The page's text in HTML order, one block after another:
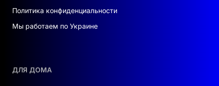
Гибкость и удобство
позволяет адаптировать мощность и емкость
100, 105 или 110 В) позволяет подстроить
Политика конфиденциальности
Мы работаем по Украине
ДЛЯ ДОМА